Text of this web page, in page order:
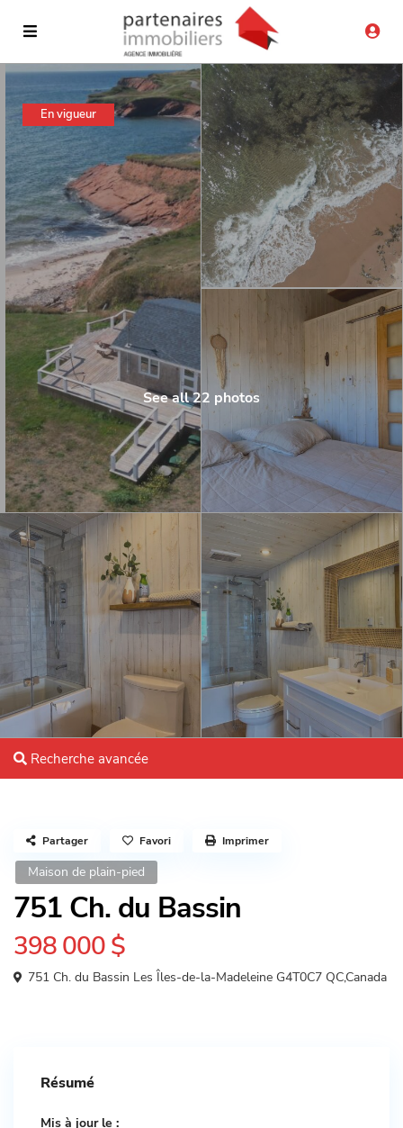
En vigueur
See all 22 photos
Recherche avancée
Maison de plain-pied
751 Ch. du Bassin
398 000 $
751 Ch. du Bassin Les Îles-de-la-Madeleine G4T0C7 QC,Canada
Partager Favori Imprimer
Résumé
Mis à jour le :